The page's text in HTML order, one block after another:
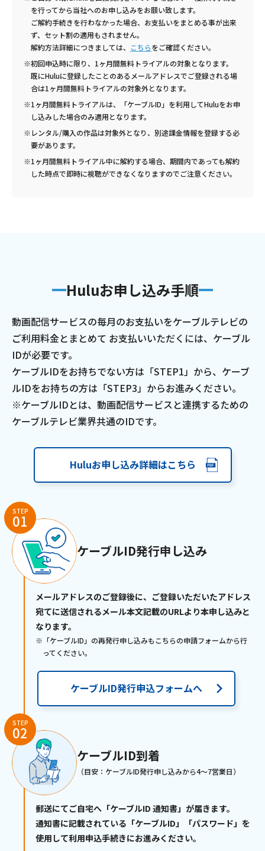
を行ってから当社へのお申し込みをお願い致します。
ご解約手続きを行わなかった場合、お支払いをまとめる事が出来
ず、セット割の適用もされません。
解約方法詳細につきましては、
こちらをご確認ください。
※初回申込時に限り、1ヶ月間無料トライアルの対象となります。
既にHuluに登録したことのあるメールアドレスでご登録される場
合は1ヶ月間無料トライアルの対象外となります。
※1ヶ月間無料トライアルは、「ケーブルID」を利用してHuluをお申
し込みした場合のみ適用となります。
※レンタル/購入の作品は対象外となり、別途課金情報を登録する必
要があります。
※1ヶ月間無料トライアル中に解約する場合、期間内であっても解約
した時点で即時に視聴ができなくなりますのでご注意ください。
Huluお申し込み手順
動画配信サービスの毎月のお支払いをケーブルテレビの
ご利用料金とまとめて お支払いいただくには、ケーブル
IDが必要です。
ケーブルIDをお持ちでない方は「STEP1」から、ケーブ
ルIDをお持ちの方は「STEP3」からお進みください。
※ケーブルIDとは、動画配信サービスと連携するための
ケーブルテレビ業界共通のIDです。
Huluお申し込み詳細はこちら
STEP
01
ケーブルID発行申し込み
メールアドレスのご登録後に、ご登録いただいたアドレス
宛てに送信されるメール本文記載のURLより本申し込みと
なります。
※「ケーブルID」の再発行申し込みもこちらの申請フォームから行
ってください。
ケーブルID発行申込フォームへ
STEP
02
ケーブルID到着
（目安：ケーブルID発行申し込みから4～7営業日）
郵送にてご自宅へ「ケーブルID 通知書」が届きます。
通知書に記載されている「ケーブルID」「パスワード」を
使用して利用申込手続きにお進みください。